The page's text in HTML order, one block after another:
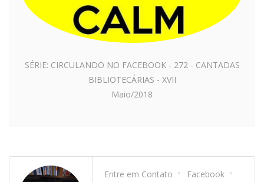
SÉRIE: CIRCULANDO NO FACEBOOK - 272 - CANTADAS
BIBLIOTECÁRIAS - XVII
Maio/2018
Entre em Contato
Facebook